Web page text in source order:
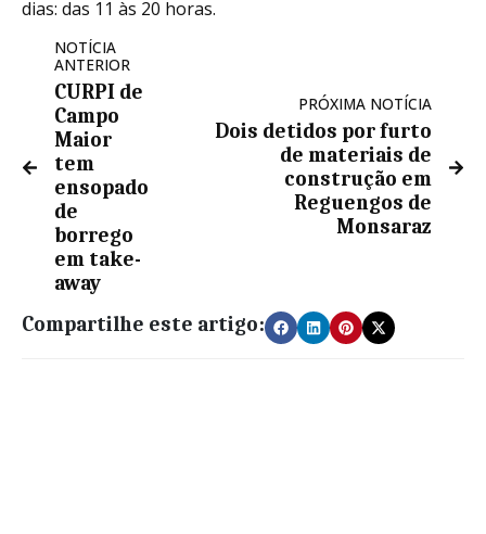
dias: das 11 às 20 horas.
NOTÍCIA
ANTERIOR
CURPI de
Campo
Maior
tem
ensopado
de
borrego
em take-
away
PRÓXIMA NOTÍCIA
Dois detidos por furto
de materiais de
construção em
Reguengos de
Monsaraz
Compartilhe este artigo: